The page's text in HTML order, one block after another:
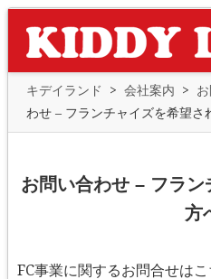
キデイランド > 会社案内 >
わせ – フランチャイズを希望さ
お問い合わせ – フラ
方
FC事業に関するお問合せはこ